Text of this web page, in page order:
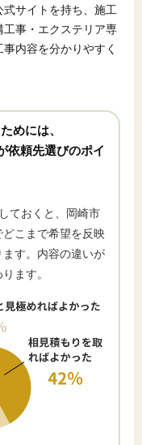
サイトを持ち、施工
事・エクステリア専
内容を分かりやすく
めには、
依頼先選びのポイ
ておくと、岡崎市
こまで希望を反映
す。内容の違いが
ます。